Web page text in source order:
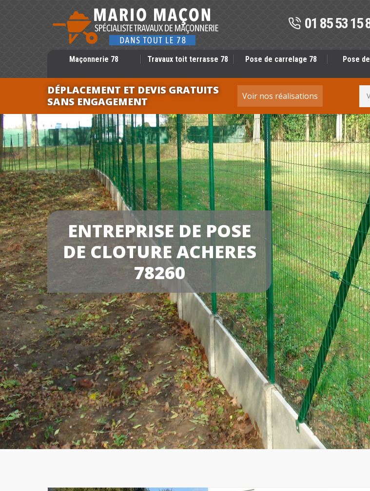
01 85 53 15
Maçonnerie 78 Travaux toit terrasse 78 Pose de carrelage 78 Pose
DÉPLACEMENT ET DEVIS GRATUITS
SANS ENGAGEMENT
Voir nos réalisations
ENTREPRISE DE POSE
DE CLOTURE ACHERES
78260